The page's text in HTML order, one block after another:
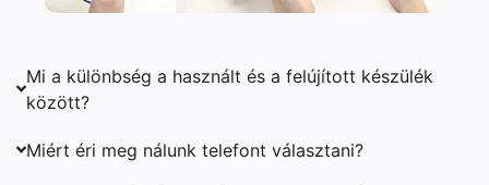
Mi a különbség a használt és a felújított készülék
között?
Miért éri meg nálunk telefont választani?